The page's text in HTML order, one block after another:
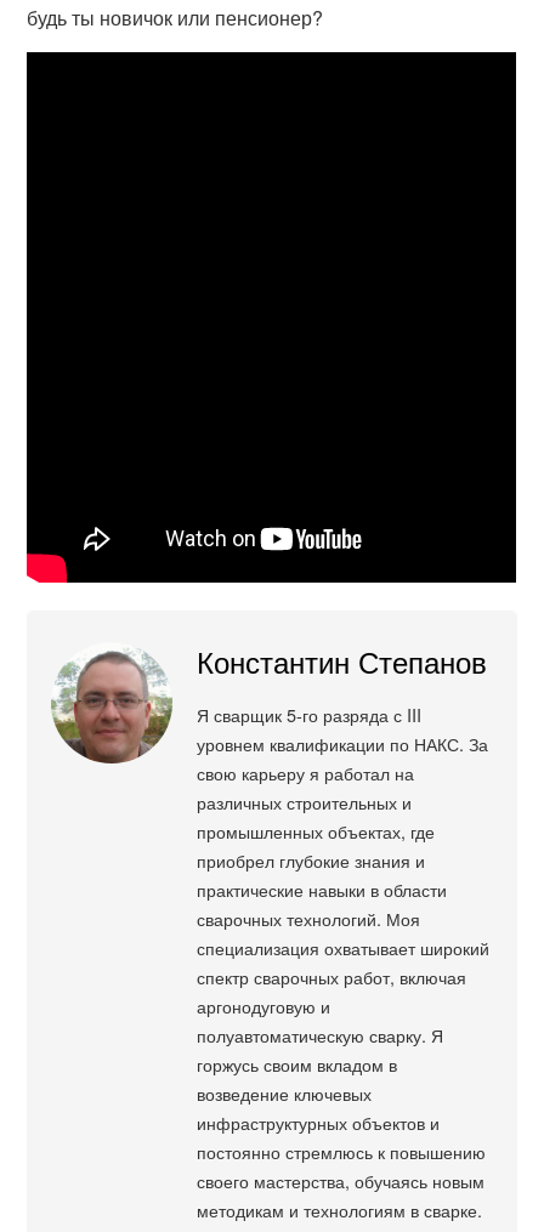
будь ты новичок или пенсионер?
Константин Степанов
Я сварщик 5-го разряда с III
уровнем квалификации по НАКС. За
свою карьеру я работал на
различных строительных и
промышленных объектах, где
приобрел глубокие знания и
практические навыки в области
сварочных технологий. Моя
специализация охватывает широкий
спектр сварочных работ, включая
аргонодуговую и
полуавтоматическую сварку. Я
горжусь своим вкладом в
возведение ключевых
инфраструктурных объектов и
постоянно стремлюсь к повышению
своего мастерства, обучаясь новым
методикам и технологиям в сварке.